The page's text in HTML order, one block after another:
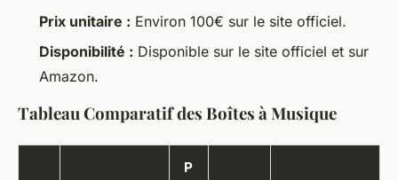
Prix unitaire : Environ 100€ sur le site officiel.
Disponibilité : Disponible sur le site officiel et sur
Amazon.
Tableau Comparatif des Boîtes à Musique
P